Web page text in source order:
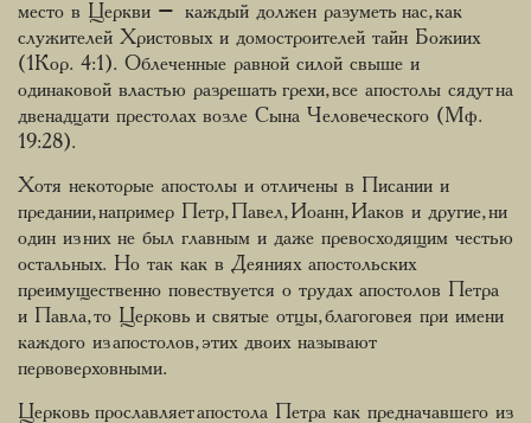
место в Церкви – каждый должен разуметь нас, как
служителей Христовых и домостроителей тайн Божиих
(1Кор. 4:1). Облеченные равной силой свыше и
одинаковой властью разрешать грехи, все апостолы сядут на
двенадцати престолах возле Сына Человеческого (Мф.
19:28).
Хотя некоторые апостолы и отличены в Писании и
предании, например Петр, Павел, Иоанн, Иаков и другие, ни
один из них не был главным и даже превосходящим честью
остальных. Но так как в Деяниях апостольских
преимущественно повествуется о трудах апостолов Петра
и Павла, то Церковь и святые отцы, благоговея при имени
каждого из апостолов, этих двоих называют
первоверховными.
Церковь прославляет апостола Петра как предначавшего из